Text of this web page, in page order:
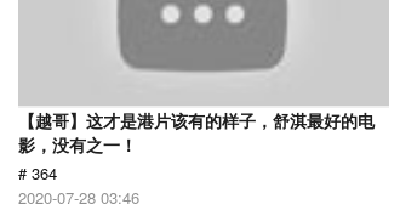
【越哥】这才是港片该有的样子，舒淇最好的电
影，没有之一！
# 364
2020-07-28 03:46